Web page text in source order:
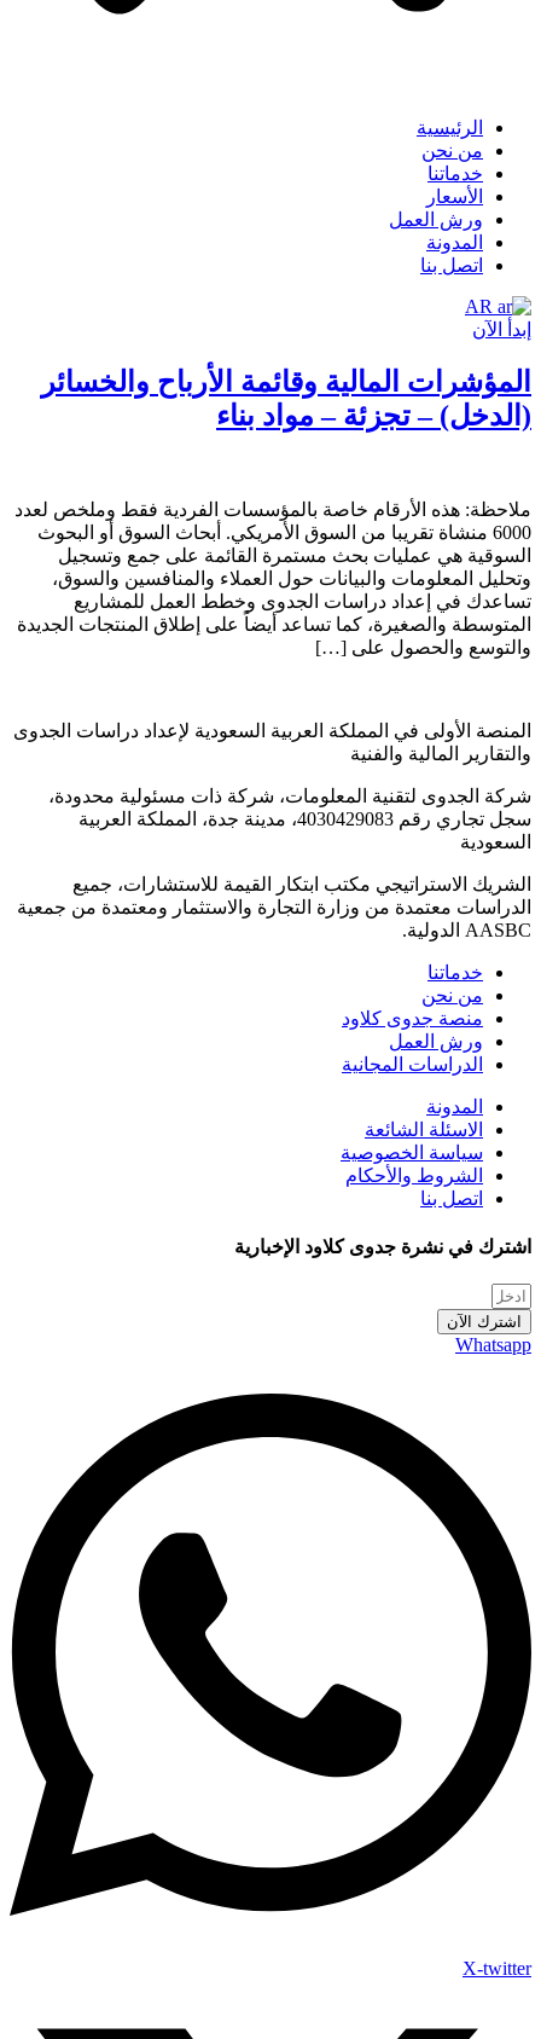
الرئيسية
من نحن
خدماتنا
الأسعار
ورش العمل
المدونة
اتصل بنا
AR
إبدأ الآن
المؤشرات المالية وقائمة الأرباح والخسائر
(الدخل) – تجزئة – مواد بناء
ملاحظة: هذه الأرقام خاصة بالمؤسسات الفردية فقط وملخص لعدد
6000 منشاة تقريبا من السوق الأمريكي. أبحاث السوق أو البحوث
السوقية هي عمليات بحث مستمرة القائمة على جمع وتسجيل
وتحليل المعلومات والبيانات حول العملاء والمنافسين والسوق،
تساعدك في إعداد دراسات الجدوى وخطط العمل للمشاريع
المتوسطة والصغيرة، كما تساعد أيضاً على إطلاق المنتجات الجديدة
والتوسع والحصول على […]
المنصة الأولى في المملكة العربية السعودية لإعداد دراسات الجدوى
والتقارير المالية والفنية
شركة الجدوى لتقنية المعلومات، شركة ذات مسئولية محدودة،
سجل تجاري رقم 4030429083، مدينة جدة، المملكة العربية
السعودية
الشريك الاستراتيجي مكتب ابتكار القيمة للاستشارات، جميع
الدراسات معتمدة من وزارة التجارة والاستثمار ومعتمدة من جمعية
AASBC الدولية.
خدماتنا
من نحن
منصة جدوى كلاود
ورش العمل
الدراسات المجانية
المدونة
الاسئلة الشائعة
سياسة الخصوصية
الشروط والأحكام
اتصل بنا
اشترك في نشرة جدوى كلاود الإخبارية
اشترك الآن
Whatsapp
X-twitter